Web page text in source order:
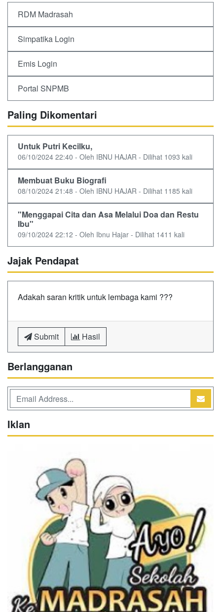
RDM Madrasah
Simpatika Login
Emis Login
Portal SNPMB
Paling Dikomentari
Untuk Putri Kecilku,
06/10/2024 22:40 - Oleh IBNU HAJAR - Dilihat 1093 kali
Membuat Buku Biografi
08/10/2024 21:48 - Oleh IBNU HAJAR - Dilihat 1185 kali
"Menggapai Cita dan Asa Melalui Doa dan Restu
Ibu"
09/10/2024 22:12 - Oleh Ibnu Hajar - Dilihat 1411 kali
Jajak Pendapat
Adakah saran kritik untuk lembaga kami ???
Submit Hasil
Berlangganan
Iklan